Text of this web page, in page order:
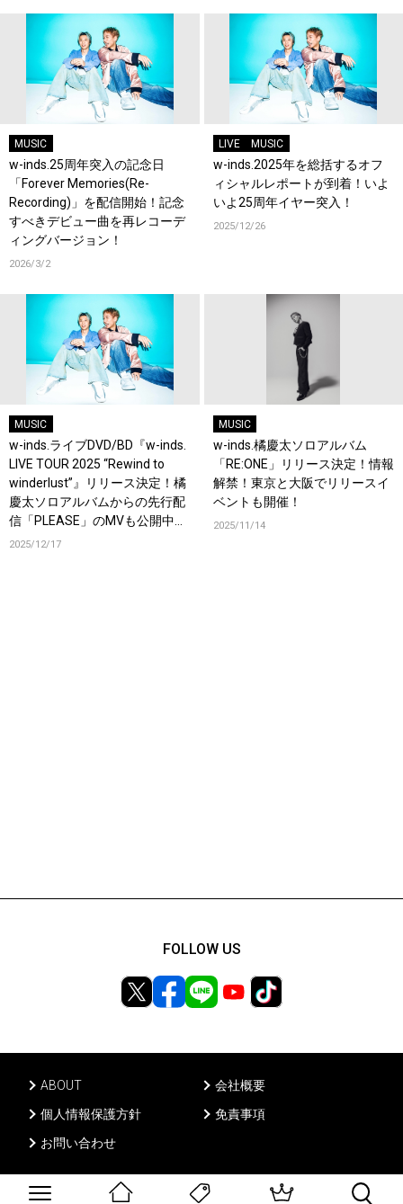
MUSIC
w-inds.25周年突入の記念日
「Forever Memories(Re-
Recording)」を配信開始！記念
すべきデビュー曲を再レコーデ
ィングバージョン！
2026/3/2
LIVE MUSIC
w-inds.2025年を総括するオフ
ィシャルレポートが到着！いよ
いよ25周年イヤー突入！
2025/12/26
MUSIC
w-inds.ライブDVD/BD『w-inds.
LIVE TOUR 2025 “Rewind to
winderlust”』リリース決定！橘
慶太ソロアルバムからの先行配
信「PLEASE」のMVも公開中！
初のアナログ盤もリリース決
2025/12/17
MUSIC
w-inds.橘慶太ソロアルバム
「RE:ONE」リリース決定！情報
解禁！東京と大阪でリリースイ
ベントも開催！
2025/11/14
ABOUT
会社概要
個人情報保護方針
免責事項
お問い合わせ
FOLLOW US